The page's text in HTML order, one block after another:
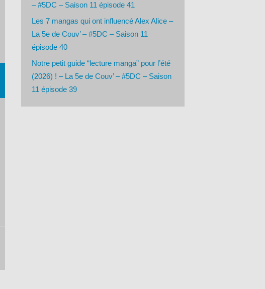
– #5DC – Saison 11 épisode 41
Les 7 mangas qui ont influencé Alex Alice –
La 5e de Couv’ – #5DC – Saison 11
épisode 40
Notre petit guide “lecture manga” pour l’été
(2026) ! – La 5e de Couv’ – #5DC – Saison
11 épisode 39